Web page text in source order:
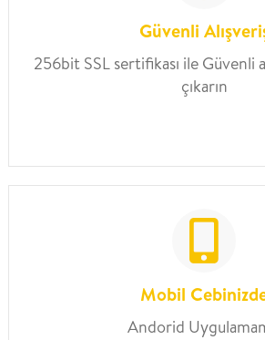
Güvenli
256bit SSL sertifikası ile Güvenli
çıkarın
Mobil
Andorid